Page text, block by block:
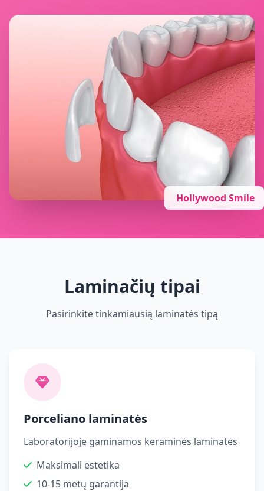
Hollywood Smile
Laminačių tipai
Pasirinkite tinkamiausią laminatės tipą
Porceliano laminatės
Laboratorijoje gaminamos keraminės laminatės
Maksimali estetika
10-15 metų garantija